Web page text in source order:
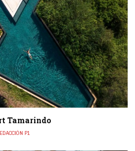
Tamarindo
P1